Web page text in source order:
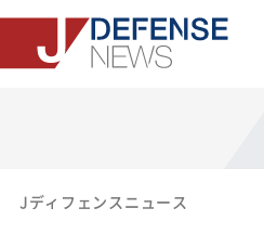
Jディフェンスニュース